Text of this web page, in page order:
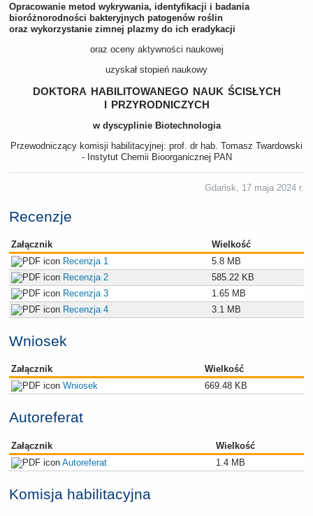
Opracowanie metod wykrywania, identyfikacji i badania
bioróżnorodności bakteryjnych patogenów roślin
oraz wykorzystanie zimnej plazmy do ich eradykacji
oraz oceny aktywności naukowej
uzyskał stopień naukowy
doktora habilitowanego nauk ścisłych
i przyrodniczych
w dyscyplinie Biotechnologia
Przewodniczący komisji habilitacyjnej: prof. dr hab. Tomasz Twardowski
- Instytut Chemii Bioorganicznej PAN
Gdańsk, 17 maja 2024 r.
Recenzje
Załącznik
Wielkość
Recenzja 1
5.8 MB
Recenzja 2
585.22 KB
Recenzja 3
1.65 MB
Recenzja 4
3.1 MB
Wniosek
Załącznik
Wielkość
Wniosek
669.48 KB
Autoreferat
Załącznik
Wielkość
Autoreferat
1.4 MB
Komisja habilitacyjna